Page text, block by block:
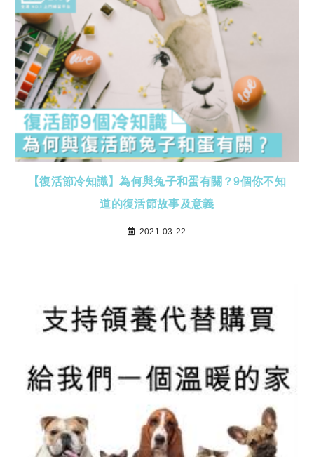
【復活節冷知識】為何與兔子和蛋有關？9個你不知
道的復活節故事及意義
2021-03-22